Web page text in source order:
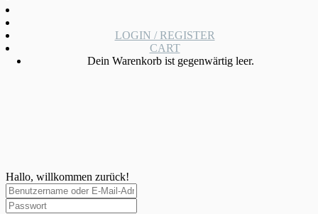
LOGIN / REGISTER
CART
Dein Warenkorb ist gegenwärtig leer.
Hallo, willkommen zurück!